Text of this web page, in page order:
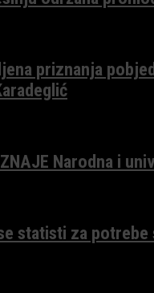
priznanja
Narodna i
statisti za potrebe